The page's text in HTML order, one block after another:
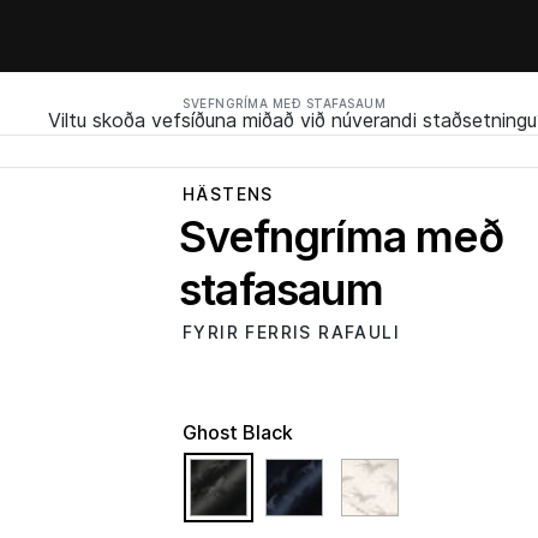
SVEFNGRÍMA MEÐ STAFASAUM
Viltu skoða vefsíðuna miðað við núverandi
HÄSTENS
Svefngríma með
stafasaum
FYRIR FERRIS RAFAULI
Ghost Black
selected